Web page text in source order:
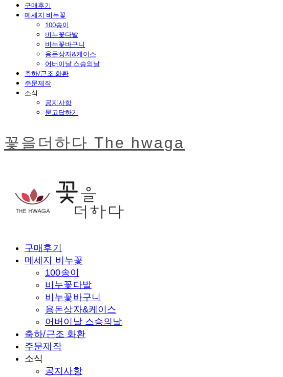
구매후기
메세지 비누꽃
100송이
비누꽃다발
비누꽃바구니
용돈상자&케이스
어버이날 스승의날
축하/근조 화환
주문제작
소식
공지사항
묻고답하기
꽃을더하다 The hwaga
구매후기
메세지 비누꽃
100송이
비누꽃다발
비누꽃바구니
용돈상자&케이스
어버이날 스승의날
축하/근조 화환
주문제작
소식
공지사항